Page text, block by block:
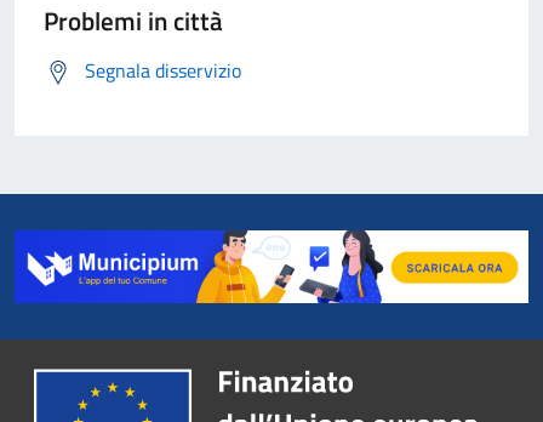
Problemi in città
Segnala disservizio